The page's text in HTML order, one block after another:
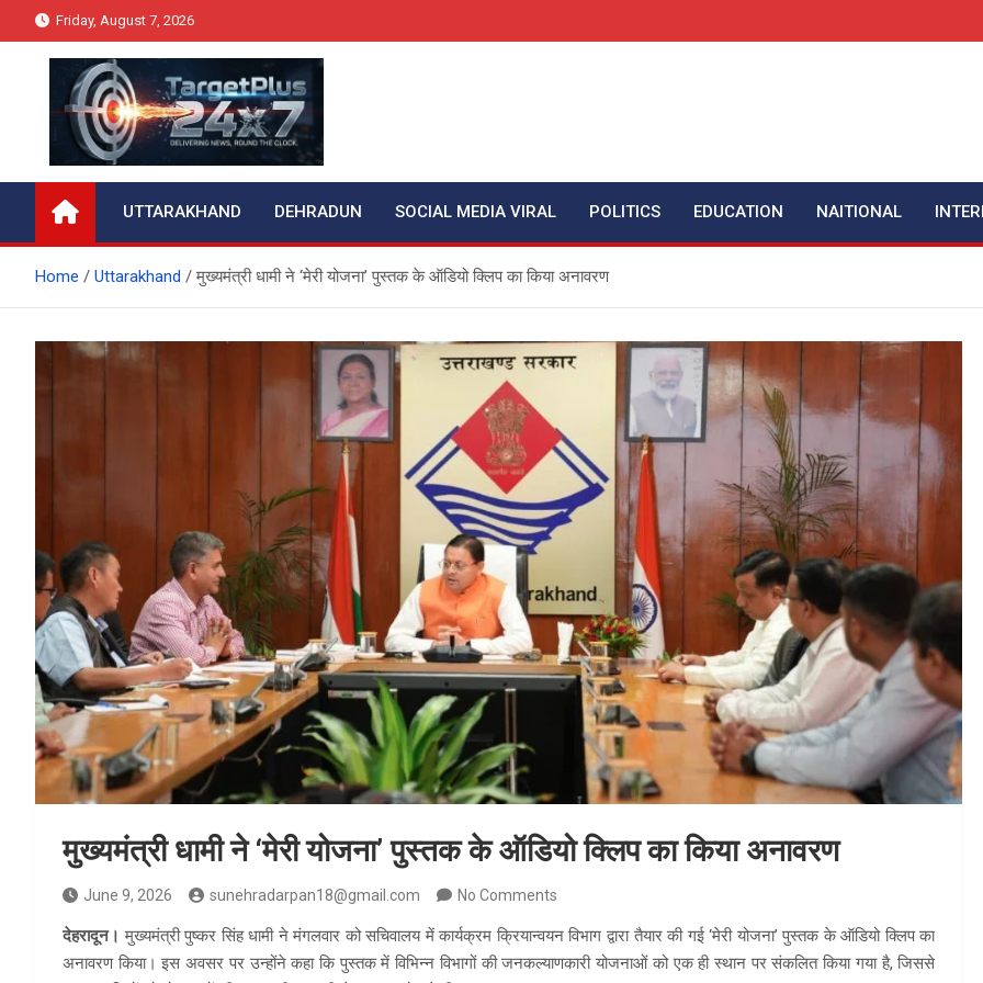
to
Friday, August 7, 2026
Target Plus 24×7
UTTARAKHAND DEHRADUN SOCIAL MEDIA VIRAL POLITICS EDUCATION NAITIONAL
Home Uttarakhand मुख्यमंत्री धामी ने ‘मेरी योजना’ पुस्तक के ऑडियो क्लिप का किया अनावरण
मुख्यमंत्री धामी ने ‘मेरी योजना’ पुस्तक के ऑडियो क्लिप का किया अनावरण
June 9, 2026 sunehradarpan18@gmail.com No Comments
देहरादून। मुख्यमंत्री पुष्कर सिंह धामी ने मंगलवार को सचिवालय में कार्यक्रम क्रियान्वयन विभाग द्वारा तैयार की गई ‘मेरी योजना’ पुस्तक के ऑडियो क्लिप का
अनावरण किया। इस अवसर पर उन्होंने कहा कि पुस्तक में विभिन्न विभागों की जनकल्याणकारी योजनाओं को एक ही स्थान पर संकलित किया गया है, जिससे